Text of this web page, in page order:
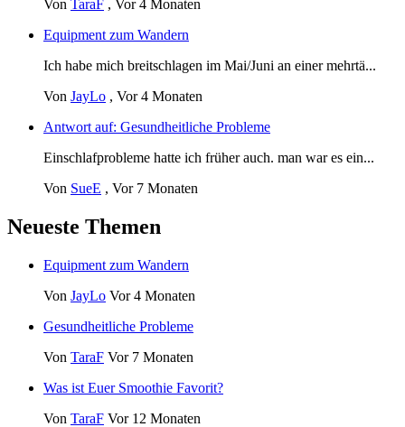
Von TaraF , Vor 4 Monaten
Equipment zum Wandern
Ich habe mich breitschlagen im Mai/Juni an einer mehrtä...
Von JayLo , Vor 4 Monaten
Antwort auf: Gesundheitliche Probleme
Einschlafprobleme hatte ich früher auch. man war es ein...
Von SueE , Vor 7 Monaten
Neueste Themen
Equipment zum Wandern
Von JayLo Vor 4 Monaten
Gesundheitliche Probleme
Von TaraF Vor 7 Monaten
Was ist Euer Smoothie Favorit?
Von TaraF Vor 12 Monaten